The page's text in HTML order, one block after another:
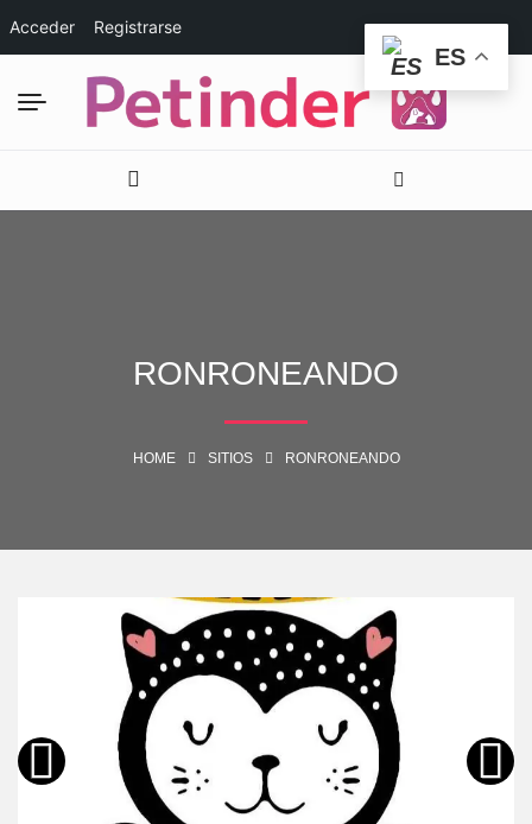
Acceder Registrarse
RONRONEANDO
HOME SITIOS RONRONEANDO
ES